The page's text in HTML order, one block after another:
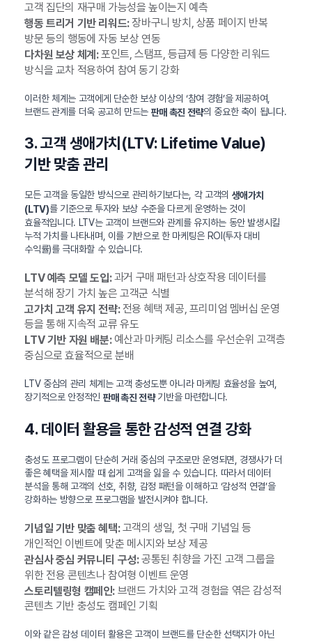
고객 집단의 재구매 가능성을 높이는지 예측
행동 트리거 기반 리워드:장바구니 방치, 상품 페이지 반복
방문 등의 행동에 자동 보상 연동
다차원 보상 체계:포인트, 스탬프, 등급제 등 다양한 리워드
방식을 교차 적용하여 참여 동기 강화
이러한 체계는 고객에게 단순한 보상 이상의 ‘참여 경험’을 제공하여,
브랜드 관계를 더욱 공고히 만드는 판매 촉진 전략의 중요한 축이 됩니다.
3. 고객 생애가치(LTV: Lifetime Value)
기반 맞춤 관리
모든 고객을 동일한 방식으로 관리하기보다는, 각 고객의 생애가치
(LTV)를 기준으로 투자와 보상 수준을 다르게 운영하는 것이
효율적입니다. LTV는 고객이 브랜드와 관계를 유지하는 동안 발생시킬
누적 가치를 나타내며, 이를 기반으로 한 마케팅은 ROI(투자 대비
수익률)를 극대화할 수 있습니다.
LTV 예측 모델 도입:과거 구매 패턴과 상호작용 데이터를
분석해 장기 가치 높은 고객군 식별
고가치 고객 유지 전략:전용 혜택 제공, 프리미엄 멤버십 운영
등을 통해 지속적 교류 유도
LTV 기반 자원 배분:예산과 마케팅 리소스를 우선순위 고객층
중심으로 효율적으로 분배
LTV 중심의 관리 체계는 고객 충성도뿐 아니라 마케팅 효율성을 높여,
장기적으로 안정적인 판매 촉진 전략기반을 마련합니다.
4. 데이터 활용을 통한 감성적 연결 강화
충성도 프로그램이 단순히 거래 중심의 구조로만 운영되면, 경쟁사가 더
좋은 혜택을 제시할 때 쉽게 고객을 잃을 수 있습니다. 따라서 데이터
분석을 통해 고객의 선호, 취향, 감정 패턴을 이해하고 ‘감성적 연결’을
강화하는 방향으로 프로그램을 발전시켜야 합니다.
기념일 기반 맞춤 혜택:고객의 생일, 첫 구매 기념일 등
개인적인 이벤트에 맞춘 메시지와 보상 제공
관심사 중심 커뮤니티 구성:공통된 취향을 가진 고객 그룹을
위한 전용 콘텐츠나 참여형 이벤트 운영
스토리텔링형 캠페인:브랜드 가치와 고객 경험을 엮은 감성적
콘텐츠 기반 충성도 캠페인 기획
이와 같은 감성 데이터 활용은 고객이 브랜드를 단순한 선택지가 아닌